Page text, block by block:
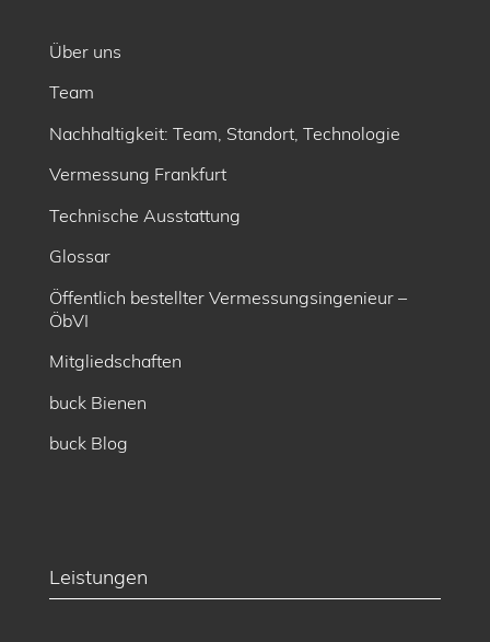
Über uns
Team
Nachhaltigkeit: Team, Standort, Technologie
Vermessung Frankfurt
Technische Ausstattung
Glossar
Öffentlich bestellter Vermessungsingenieur –
ÖbVI
Mitgliedschaften
buck Bienen
buck Blog
Leistungen